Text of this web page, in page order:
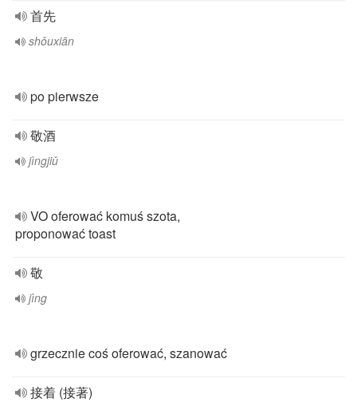
首先
shǒuxiān
po pierwsze
敬酒
jìngjiǔ
VO oferować komuś szota,
proponować toast
敬
jìng
grzecznie coś oferować, szanować
接着 (接著)